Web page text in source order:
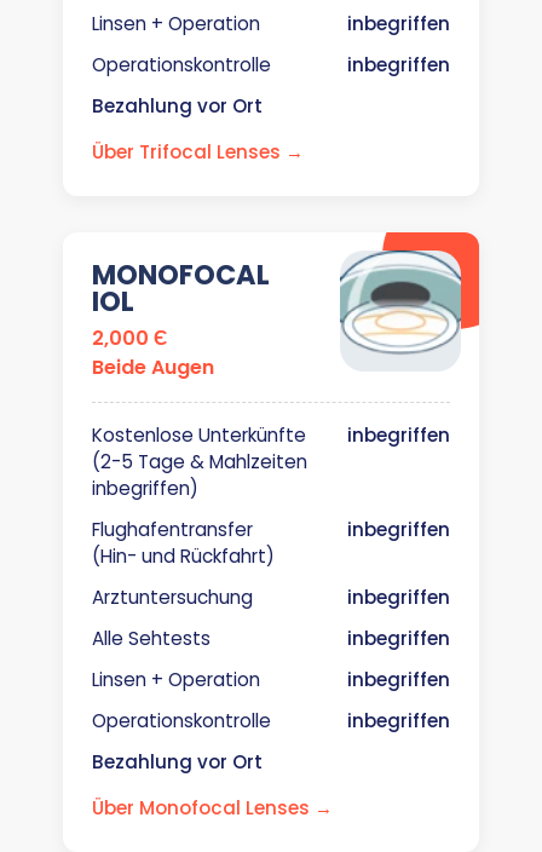
Linsen + Operation
inbegriffen
Operationskontrolle
inbegriffen
Bezahlung vor Ort
Über Trifocal Lenses →
MONOFOCAL
IOL
2,000 Є
Beide Augen
Kostenlose Unterkünfte
(2-5 Tage & Mahlzeiten
inbegriffen)
inbegriffen
Flughafentransfer
(Hin- und Rückfahrt)
inbegriffen
Arztuntersuchung
inbegriffen
Alle Sehtests
inbegriffen
Linsen + Operation
inbegriffen
Operationskontrolle
inbegriffen
Bezahlung vor Ort
Über Monofocal Lenses →